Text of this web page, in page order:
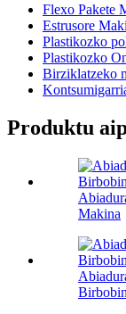
Flexo Pakete
Estrusore
Plastikozko
Plastikozko
Birziklatzeko
Produktu
Makina